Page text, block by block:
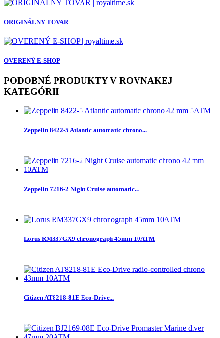
ORIGINÁLNY TOVAR
OVERENÝ E-SHOP
PODOBNÉ PRODUKTY V ROVNAKEJ
KATEGÓRII
Zeppelin 8422-5 Atlantic automatic chrono...
Zeppelin 7216-2 Night Cruise automatic...
Lorus RM337GX9 chronograph 45mm 10ATM
Citizen AT8218-81E Eco-Drive...